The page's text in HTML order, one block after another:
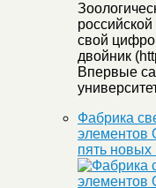
свой
двойник
Впервые
Фабрика
элементов
пять новых